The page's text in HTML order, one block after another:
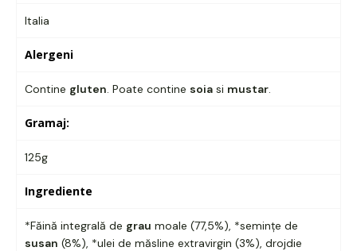
Italia
Alergeni
Contine gluten. Poate contine soia si mustar.
Gramaj:
125g
Ingrediente
*Făină integrală de grau moale (77,5%), *semințe de
susan (8%), *ulei de măsline extravirgin (3%), drojdie